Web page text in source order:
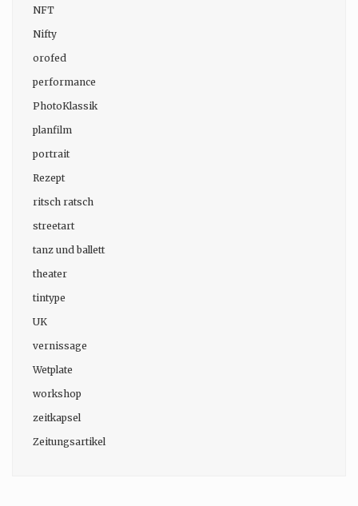
NFT
Nifty
orofed
performance
PhotoKlassik
planfilm
portrait
Rezept
ritsch ratsch
streetart
tanz und ballett
theater
tintype
UK
vernissage
Wetplate
workshop
zeitkapsel
Zeitungsartikel